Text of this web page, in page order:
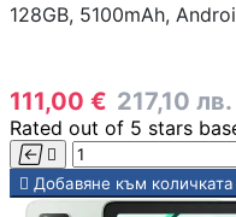
128GB, 5100mAh,
111,00 € 217,10 лв.
Rated out of 5 stars
 
 Добавяне към количката